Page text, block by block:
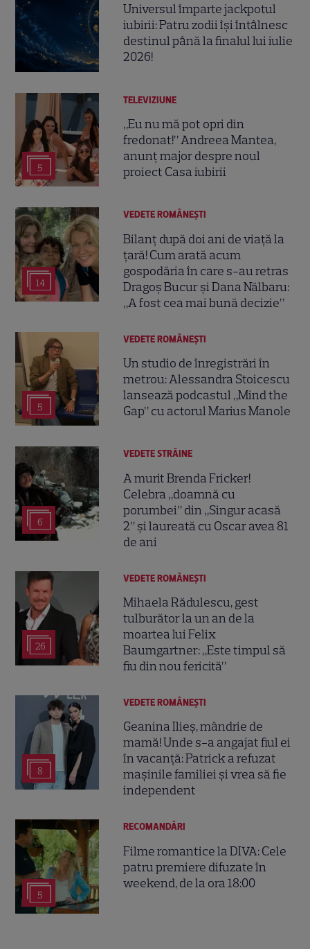
Universul împarte jackpotul
iubirii: Patru zodii își întâlnesc
destinul până la finalul lui iulie
2026!
5
TELEVIZIUNE
„Eu nu mă pot opri din
fredonat!” Andreea Mantea,
anunț major despre noul
proiect Casa iubirii
14
VEDETE ROMÂNEŞTI
Bilanț după doi ani de viață la
țară! Cum arată acum
gospodăria în care s-au retras
Dragoș Bucur și Dana Nălbaru:
„A fost cea mai bună decizie”
5
VEDETE ROMÂNEŞTI
Un studio de înregistrări în
metrou: Alessandra Stoicescu
lansează podcastul „Mind the
Gap” cu actorul Marius Manole
6
VEDETE STRĂINE
A murit Brenda Fricker!
Celebra „doamnă cu
porumbei” din „Singur acasă
2” și laureată cu Oscar avea 81
de ani
26
VEDETE ROMÂNEŞTI
Mihaela Rădulescu, gest
tulburător la un an de la
moartea lui Felix
Baumgartner: „Este timpul să
fiu din nou fericită”
8
VEDETE ROMÂNEŞTI
Geanina Ilieș, mândrie de
mamă! Unde s-a angajat fiul ei
în vacanță: Patrick a refuzat
mașinile familiei și vrea să fie
independent
5
RECOMANDĂRI
Filme romantice la DIVA: Cele
patru premiere difuzate în
weekend, de la ora 18:00